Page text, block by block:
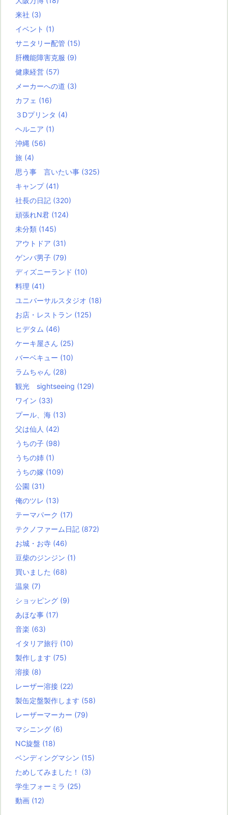
来社 (3)
イベント (1)
サニタリー配管 (15)
肝機能障害克服 (9)
健康経営 (57)
メーカーへの道 (3)
カフェ (16)
３Dプリンタ (4)
ヘルニア (1)
沖縄 (56)
旅 (4)
思う事 言いたい事 (325)
キャンプ (41)
社長の日記 (320)
頑張れN君 (124)
未分類 (145)
アウトドア (31)
ゲンバ男子 (79)
ディズニーランド (10)
料理 (41)
ユニバーサルスタジオ (18)
お店・レストラン (125)
ヒデタム (46)
ケーキ屋さん (25)
バーベキュー (10)
ラムちゃん (28)
観光 sightseeing (129)
ワイン (33)
プール、海 (13)
父は仙人 (42)
うちの子 (98)
うちの姉 (1)
うちの嫁 (109)
公園 (31)
俺のツレ (13)
テーマパーク (17)
テクノファーム日記 (872)
お城・お寺 (46)
豆柴のジンジン (1)
買いました (68)
温泉 (7)
ショッピング (9)
あほな事 (17)
音楽 (63)
イタリア旅行 (10)
製作します (75)
溶接 (8)
レーザー溶接 (22)
製缶定盤製作します (58)
レーザーマーカー (79)
マシニング (6)
NC旋盤 (18)
ベンディングマシン (15)
ためしてみました！ (3)
学生フォーミラ (25)
動画 (12)